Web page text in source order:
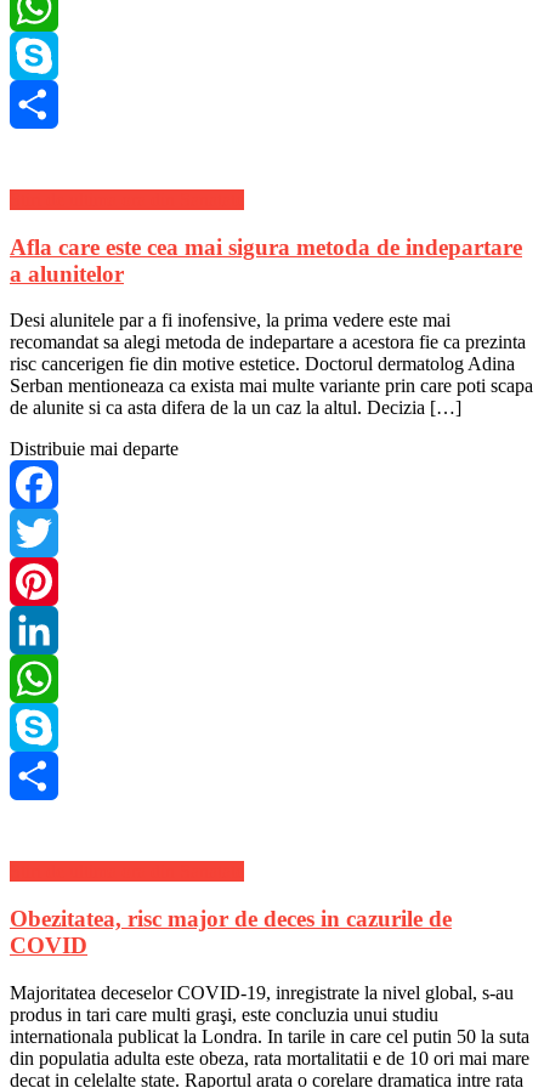
LinkedIn
WhatsApp
Skype
Afla care este cea mai sigura metoda de indepartare
a alunitelor
Desi alunitele par a fi inofensive, la prima vedere este mai
recomandat sa alegi metoda de indepartare a acestora fie ca prezinta
risc cancerigen fie din motive estetice. Doctorul dermatolog Adina
Serban mentioneaza ca exista mai multe variante prin care poti scapa
de alunite si ca asta difera de la un caz la altul. Decizia […]
Distribuie mai departe
Facebook
Twitter
Pinterest
LinkedIn
WhatsApp
Skype
Obezitatea, risc major de deces in cazurile de
COVID
Majoritatea deceselor COVID-19, inregistrate la nivel global, s-au
produs in tari care multi graşi, este concluzia unui studiu
internationala publicat la Londra. In tarile in care cel putin 50 la suta
din populatia adulta este obeza, rata mortalitatii e de 10 ori mai mare
decat in celelalte state. Raportul arata o corelare dramatica intre rata